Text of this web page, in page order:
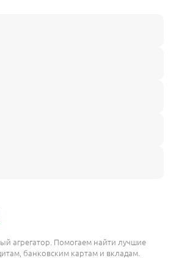
агрегатор. Помогаем найти лучшие
банковским картам и вкладам.